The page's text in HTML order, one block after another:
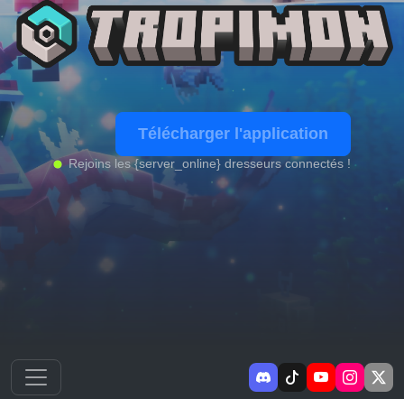
Télécharger l'application
Rejoins les {server_online} dresseurs connectés !